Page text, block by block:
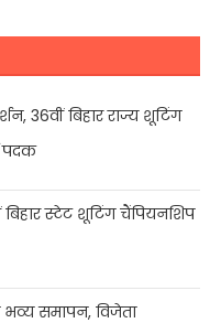
36वीं बिहार राज्य शूटिंग
पदक
बिहार स्टेट शूटिंग चैंपियनशिप
भव्य समापन, विजेता